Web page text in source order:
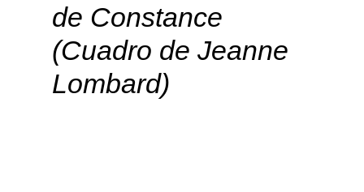
de Constance
(Cuadro de Jeanne
Lombard)